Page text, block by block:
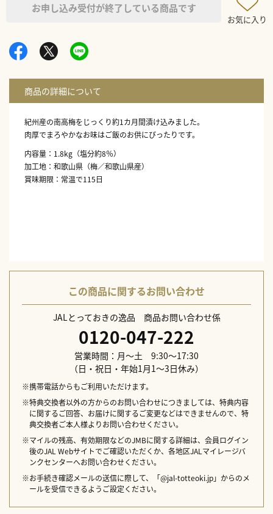
お申し込み受付が終了している商品です
お気に入り
紀州産の南高梅をじっくり約1カ月間漬け込みました。
肉厚でまろやかなお味はご飯のお供にぴったりです。
内容量：1.8kg（塩分約8％）
加工地：和歌山県（梅／和歌山県産）
賞味期限：常温で115日
この商品に関するお問い合わせ
JALとっておきの逸品 商品お問い合わせ係
0120-047-222
営業時間：月～土 9:30～17:30
（日・祝日・年始1月1～3日休み）
※携帯電話からもご利用いただけます。
※特典交換者以外の方からのお問い合わせにつきましては、特典内容
に関するご回答、お届けに関するご変更などはできませんので、特
典交換者ご本人様よりお問い合わせください。
※マイルの残高、有効期限などのJMBに関する詳細は、会員ログイン
後のJAL Webサイトでご確認いただくか、各地区JALマイレージバ
ンクセンターへお問い合わせください。
※お手続き確認メールの送信に際して、「@jal-totteoki.jp」からのメ
ールを受信できるようご設定ください。